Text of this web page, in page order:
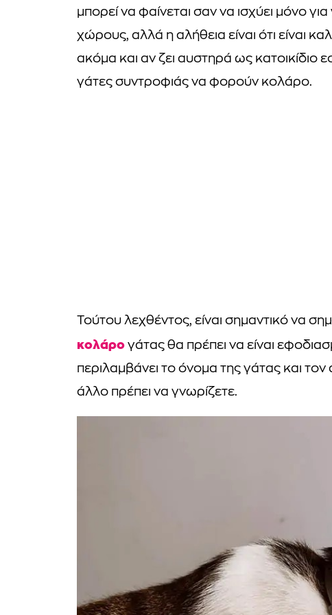
μπορεί να φαίνεται σαν να ισχύει μόνο
χώρους, αλλά η αλήθεια είναι ότι είναι
ακόμα και αν ζει αυστηρά ως κατοικίδιο
γάτες συντροφιάς να φορούν κολάρο.
Τούτου λεχθέντος, είναι σημαντικό να
κολάρο γάτας θα πρέπει να είναι
περιλαμβάνει το όνομα της γάτας και
άλλο πρέπει να γνωρίζετε.